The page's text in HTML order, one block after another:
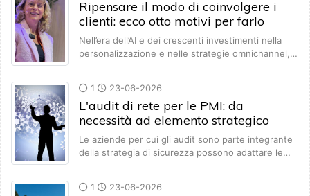
Ripensare il modo di coinvolgere i
clienti: ecco otto motivi per farlo
Nell’era dell’AI e dei crescenti investimenti nella
personalizzazione e nelle strategie omnichannel,…
1 23-06-2026
L'audit di rete per le PMI: da
necessità ad elemento strategico
Le aziende per cui gli audit sono parte integrante
della strategia di sicurezza possono adattare le…
1 23-06-2026